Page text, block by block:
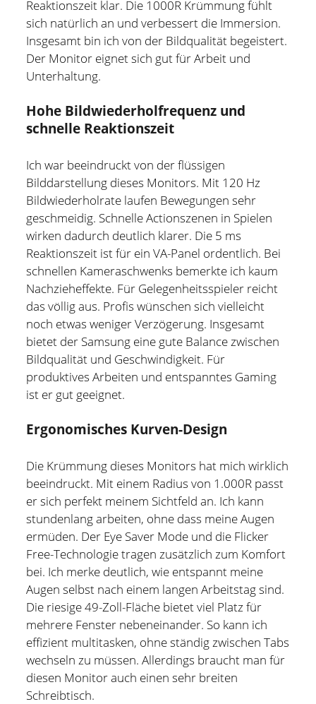
Reaktionszeit klar. Die 1000R Krümmung fühlt
sich natürlich an und verbessert die Immersion.
Insgesamt bin ich von der Bildqualität begeistert.
Der Monitor eignet sich gut für Arbeit und
Unterhaltung.
Hohe Bildwiederholfrequenz und
schnelle Reaktionszeit
Ich war beeindruckt von der flüssigen
Bilddarstellung dieses Monitors. Mit 120 Hz
Bildwiederholrate laufen Bewegungen sehr
geschmeidig. Schnelle Actionszenen in Spielen
wirken dadurch deutlich klarer. Die 5 ms
Reaktionszeit ist für ein VA-Panel ordentlich. Bei
schnellen Kameraschwenks bemerkte ich kaum
Nachzieheffekte. Für Gelegenheitsspieler reicht
das völlig aus. Profis wünschen sich vielleicht
noch etwas weniger Verzögerung. Insgesamt
bietet der Samsung eine gute Balance zwischen
Bildqualität und Geschwindigkeit. Für
produktives Arbeiten und entspanntes Gaming
ist er gut geeignet.
Ergonomisches Kurven-Design
Die Krümmung dieses Monitors hat mich wirklich
beeindruckt. Mit einem Radius von 1.000R passt
er sich perfekt meinem Sichtfeld an. Ich kann
stundenlang arbeiten, ohne dass meine Augen
ermüden. Der Eye Saver Mode und die Flicker
Free-Technologie tragen zusätzlich zum Komfort
bei. Ich merke deutlich, wie entspannt meine
Augen selbst nach einem langen Arbeitstag sind.
Die riesige 49-Zoll-Fläche bietet viel Platz für
mehrere Fenster nebeneinander. So kann ich
effizient multitasken, ohne ständig zwischen Tabs
wechseln zu müssen. Allerdings braucht man für
diesen Monitor auch einen sehr breiten
Schreibtisch.